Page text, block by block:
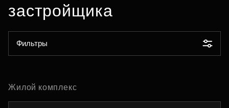
застройщика
Фильтры
Жилой комплекс